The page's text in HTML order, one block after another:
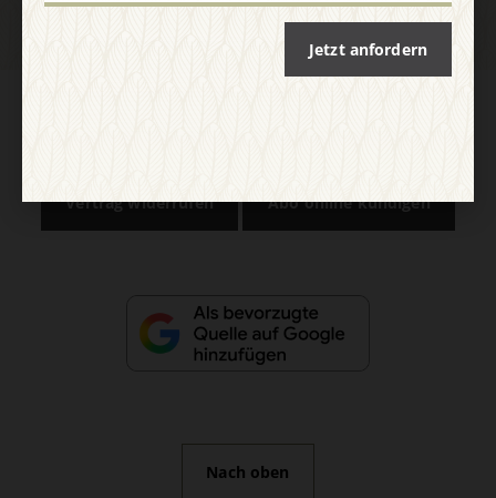
Vertrag widerrufen Abo online kündigen
Nach oben
Jetzt anfordern